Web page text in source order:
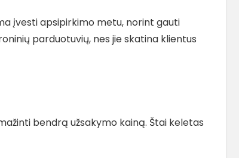
įvesti apsipirkimo metu, norint gauti
parduotuvių, nes jie skatina klientus
bendrą užsakymo kainą. Štai keletas